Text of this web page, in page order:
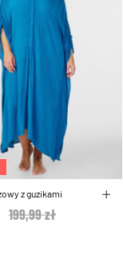
z guzikami
Price reduced from
199,99 zł